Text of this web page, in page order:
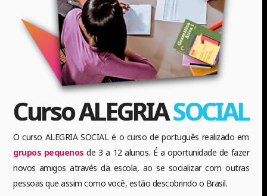
Curso ALEGRIASOCIAL
O curso ALEGRIA SOCIAL é o curso de português realizado em
grupos pequenos de 3 a 12 alunos. É a oportunidade de fazer
novos amigos através da escola, ao se socializar com outras
pessoas que assim como você, estão descobrindo o Brasil.